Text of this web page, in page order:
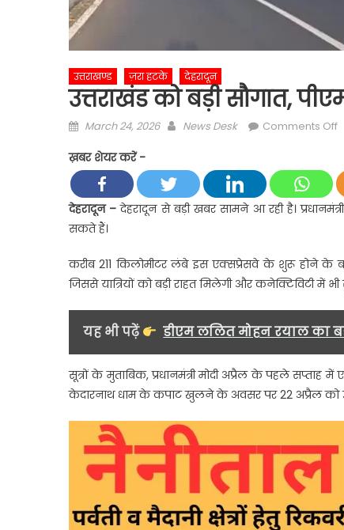
उत्तराखण्ड ज़रा हटके देहरादून
उत्तराखंड को बड़ी सौगात,
Posted
March 24, 2026 Author
News Desk Comments Offon
ख़बर शेयर करें -
देहरादून – देहरादून से बड़ी खबर सामने आ रही है।
सकते हैं।
करीब 211 किलोमीटर लंबे इस एक्सप्रेसवे के शुरू होने के
जिससे यात्रियों को बड़ी राहत मिलेगी और कनेक्टिविटी में भी
यह भी पढ़ें डीएम ललित मोहन रयाल का
सूत्रों के मुताबिक, प्रधानमंत्री मोदी अप्रैल के पहले
केदारनाथ धाम के कपाट खुलने के अवसर पर 22 अप्रैल को